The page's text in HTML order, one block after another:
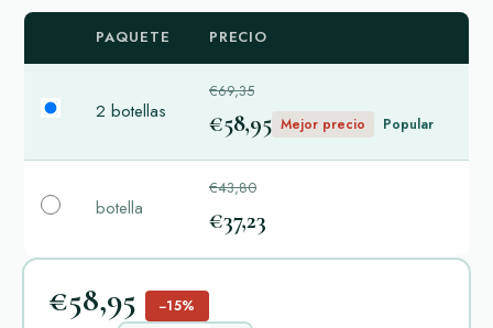
PAQUETE PRECIO
2 botellas
€69,35
€58,95 Mejor precio Popular
botella
€43,80
€37,23
€58,95 −15%